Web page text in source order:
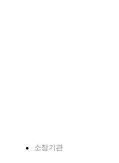
소장기관